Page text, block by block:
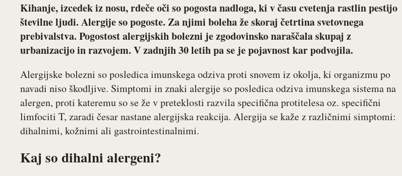
Kihanje, izcedek iz nosu, rdeče oči so pogosta nadloga, ki v času cvetenja rastlin pestijo
številne ljudi. Alergije so pogoste. Za njimi boleha že skoraj četrtina svetovnega
prebivalstva. Pogostost alergijskih bolezni je zgodovinsko naraščala skupaj z
urbanizacijo in razvojem. V zadnjih 30 letih pa se je pojavnost kar podvojila.
Alergijske bolezni so posledica imunskega odziva proti snovem iz okolja, ki organizmu po
navadi niso škodljive. Simptomi in znaki alergije so posledica odziva imunskega sistema na
alergen, proti kateremu so se že v preteklosti razvila specifična protitelesa oz. specifični
limfociti T, zaradi česar nastane alergijska reakcija. Alergija se kaže z različnimi simptomi:
dihalnimi, kožnimi ali gastrointestinalnimi.
Kaj so dihalni alergeni?